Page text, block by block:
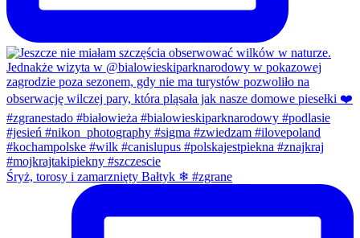
Śryż, torosy i zamarznięty Bałtyk ❄ #zgrane